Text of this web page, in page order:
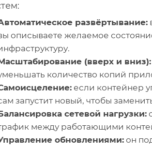
развёртывание:
описываете желаемое
(вверх и вниз):
количество копий
если контейнер
запустит новый, чтобы
сетевой нагрузки:
между работающими
обновлениями: он